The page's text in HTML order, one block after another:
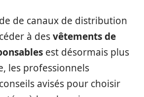
de canaux de distribution
à desvêtements de
est désormais plus
les professionnels
avisés pour choisir